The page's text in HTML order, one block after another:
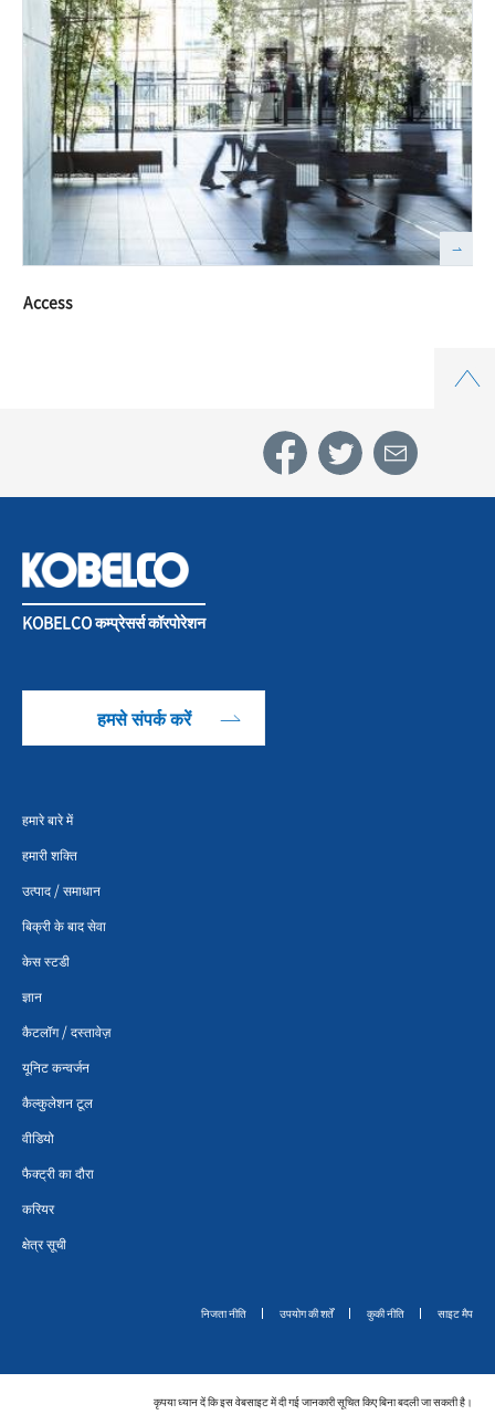
Access
KOBELCO कम्प्रेसर्स कॉरपोरेशन
हमसे संपर्क करें
हमारे बारे में
हमारी शक्ति
उत्पाद / समाधान
बिक्री के बाद सेवा
केस स्टडी
ज्ञान
कैटलॉग / दस्तावेज़
यूनिट कन्वर्जन
कैल्कुलेशन टूल
वीडियो
फैक्ट्री का दौरा
करियर
क्षेत्र सूची
निजता नीति उपयोग की शर्तें कुकी नीति साइट मैप
कृपया ध्यान दें कि इस वेबसाइट में दी गई जानकारी सूचित किए बिना बदली जा सकती है।